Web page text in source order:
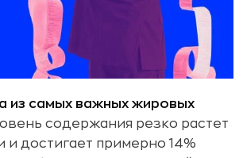
из самых важных жировых
содержания резко растет
и достигает примерно 14%